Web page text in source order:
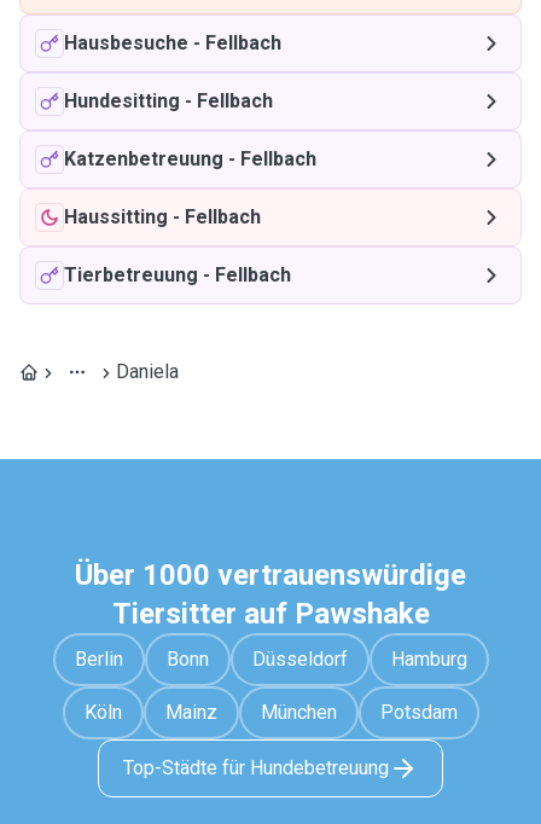
Hausbesuche - Fellbach
Hundesitting - Fellbach
Katzenbetreuung - Fellbach
Haussitting - Fellbach
Tierbetreuung - Fellbach
Daniela
Über 1000 vertrauenswürdige
Tiersitter auf Pawshake
Berlin Bonn Düsseldorf Hamburg
Köln Mainz München Potsdam
Top-Städte für Hundebetreuung